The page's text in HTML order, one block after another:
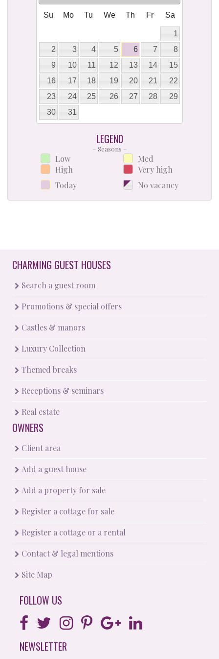
Su Mo Tu We Th Fr Sa
1
2
3 4 5 6 7
8
9
10 11 12 13 14
15
16
17 18 19 20 21
22
23
24 25 26 27 28
29
30
31
LEGEND
– Seasons –
Low
High
Today
Med
Very high
No vacancy
CHARMING GUEST HOUSES
Search a guest room
Promotions & special offers
Castles & manors
Luxury Collection
Themed breaks
Receptions & seminars
Real estate
OWNERS
Client area
Add a guest house
Add a property for sale
Register a cottage for sale
Register a cottage or a rental
Contact & legal mentions
Site Map
FOLLOW US
NEWSLETTER